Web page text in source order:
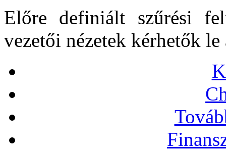
Előre definiált szűrési
vezetői nézetek kérhetők